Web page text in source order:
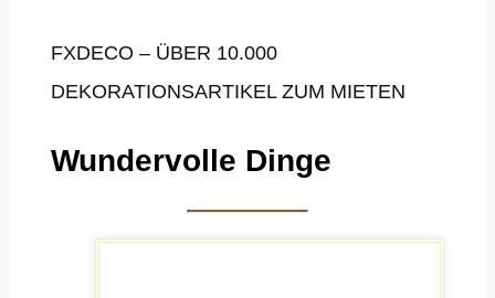
FXDECO – ÜBER 10.000
DEKORATIONSARTIKEL ZUM MIETEN
Wundervolle Dinge